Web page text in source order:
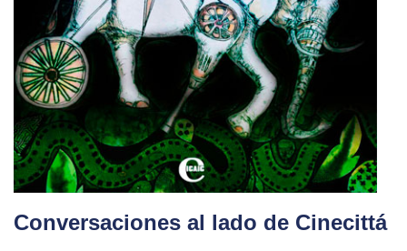
Conversaciones al lado de Cinecittá